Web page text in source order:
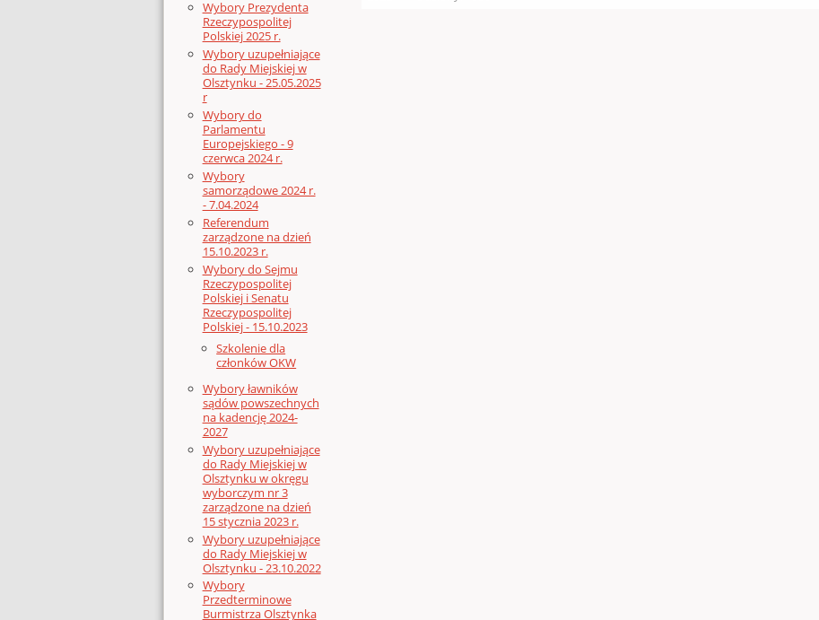
Wybory Prezydenta
Rzeczypospolitej
Polskiej 2025 r.
Wybory uzupełniające
do Rady Miejskiej w
Olsztynku - 25.05.2025
r
Wybory do
Parlamentu
Europejskiego - 9
czerwca 2024 r.
Wybory
samorządowe 2024 r.
- 7.04.2024
Referendum
zarządzone na dzień
15.10.2023 r.
Wybory do Sejmu
Rzeczypospolitej
Polskiej i Senatu
Rzeczypospolitej
Polskiej - 15.10.2023
Szkolenie dla
członków OKW
Wybory ławników
sądów powszechnych
na kadencję 2024-
2027
Wybory uzupełniające
do Rady Miejskiej w
Olsztynku w okręgu
wyborczym nr 3
zarządzone na dzień
15 stycznia 2023 r.
Wybory uzupełniające
do Rady Miejskiej w
Olsztynku - 23.10.2022
Wybory
Przedterminowe
Burmistrza Olsztynka